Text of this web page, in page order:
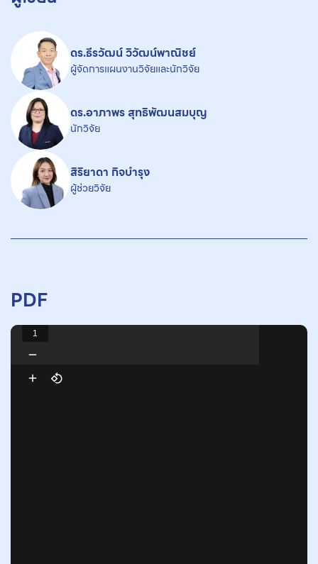
ดร.ธีรวัฒน์ วิวัฒน์พาณิชย์
ผู้จัดการแผนงานวิจัยและนักวิจัย
ดร.อาภาพร สุทธิพัฒนสมบุญ
นักวิจัย
สิริยาดา กิจบำรุง
ผู้ช่วยวิจัย
PDF